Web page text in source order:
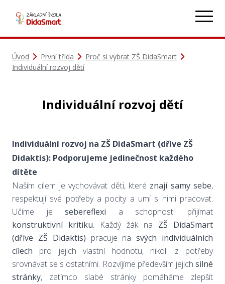
Úvod První třída
Proč si vybrat ZŠ DidaSmart
Individuální rozvoj dětí
Individuální rozvoj dětí
Individuální rozvoj na ZŠ DidaSmart (dříve ZŠ
Didaktis): Podporujeme jedinečnost každého
dítěte
Naším cílem je vychovávat děti, které znají samy sebe,
respektují své potřeby a pocity a umí s nimi pracovat.
Učíme jesebereflexi a schopnosti přijímat
konstruktivní kritiku. Každý žák na ZŠ DidaSmart
(dříve ZŠ Didaktis) pracuje nasvých individuálních
cílech pro jejich vlastní hodnotu, nikoli z potřeby
srovnávat se s ostatními. Rozvíjíme především jejich silné
stránky, zatímco slabé stránky pomáháme zlepšit